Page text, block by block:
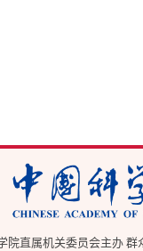
院直属机关委员会主办 群